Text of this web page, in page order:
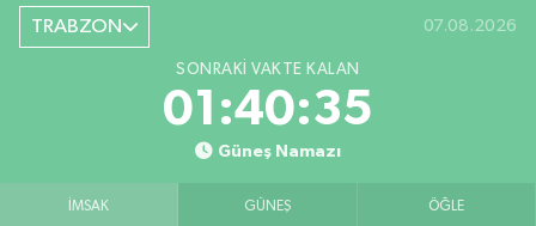
TRABZON 07.08.2026
SONRAKI VAKTE KALAN
01:40:34
Güneş Namazı
İMSAK GÜNEŞ ÖĞLE